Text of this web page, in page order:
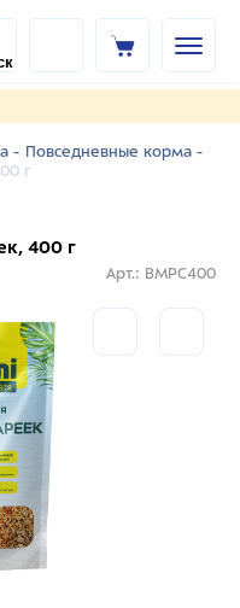
- Повседневные корма -
г
400 г
Арт.: BMPC400